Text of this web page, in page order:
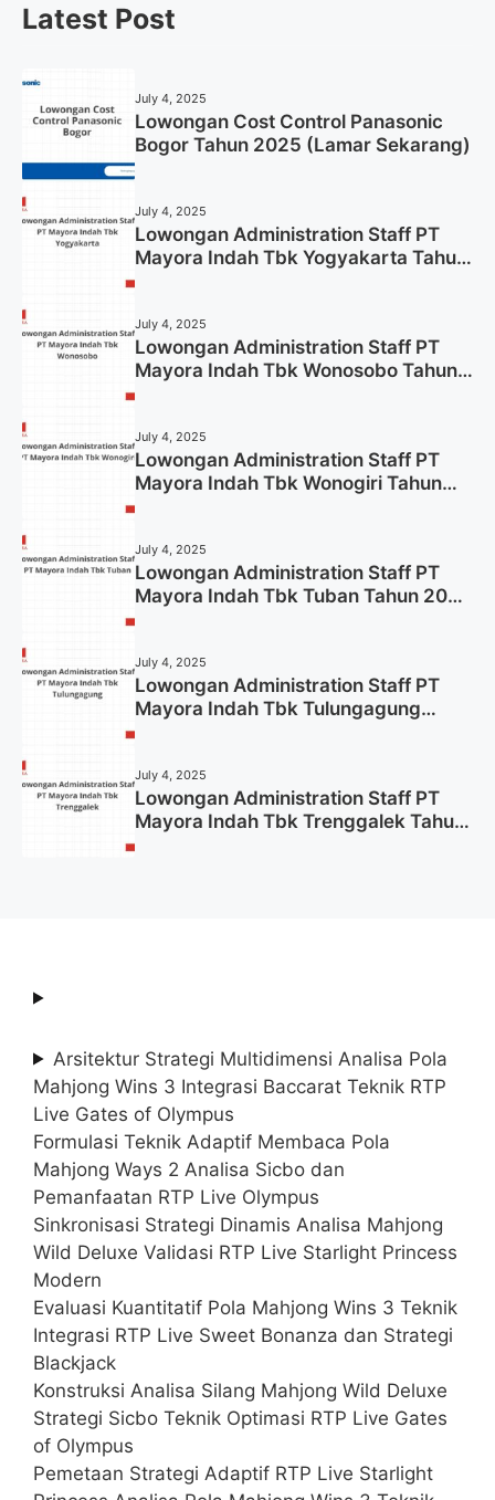
Latest Post
July 4, 2025
Lowongan Cost Control Panasonic
Bogor Tahun 2025 (Lamar Sekarang)
July 4, 2025
Lowongan Administration Staff PT
Mayora Indah Tbk Yogyakarta Tahun
July 4, 2025
Lowongan Administration Staff PT
Mayora Indah Tbk Wonosobo Tahun
July 4, 2025
Lowongan Administration Staff PT
Mayora Indah Tbk Wonogiri Tahun
July 4, 2025
Lowongan Administration Staff PT
Mayora Indah Tbk Tuban Tahun 2025
July 4, 2025
Lowongan Administration Staff PT
Mayora Indah Tbk Tulungagung
July 4, 2025
Lowongan Administration Staff PT
Mayora Indah Tbk Trenggalek Tahun
Arsitektur Strategi Multidimensi Analisa Pola
Mahjong Wins 3 Integrasi Baccarat Teknik RTP
Live Gates of Olympus
Formulasi Teknik Adaptif Membaca Pola
Mahjong Ways 2 Analisa Sicbo dan
Pemanfaatan RTP Live Olympus
Sinkronisasi Strategi Dinamis Analisa Mahjong
Wild Deluxe Validasi RTP Live Starlight Princess
Modern
Evaluasi Kuantitatif Pola Mahjong Wins 3 Teknik
Integrasi RTP Live Sweet Bonanza dan Strategi
Blackjack
Konstruksi Analisa Silang Mahjong Wild Deluxe
Strategi Sicbo Teknik Optimasi RTP Live Gates
of Olympus
Pemetaan Strategi Adaptif RTP Live Starlight